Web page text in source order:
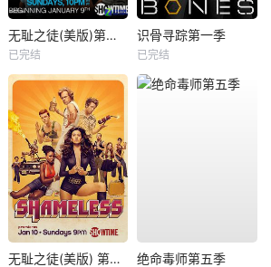
无耻之徒(美版)第一季
已完结
识骨寻踪第一季
已完结
无耻之徒(美版) 第六季 绝命毒师第五季